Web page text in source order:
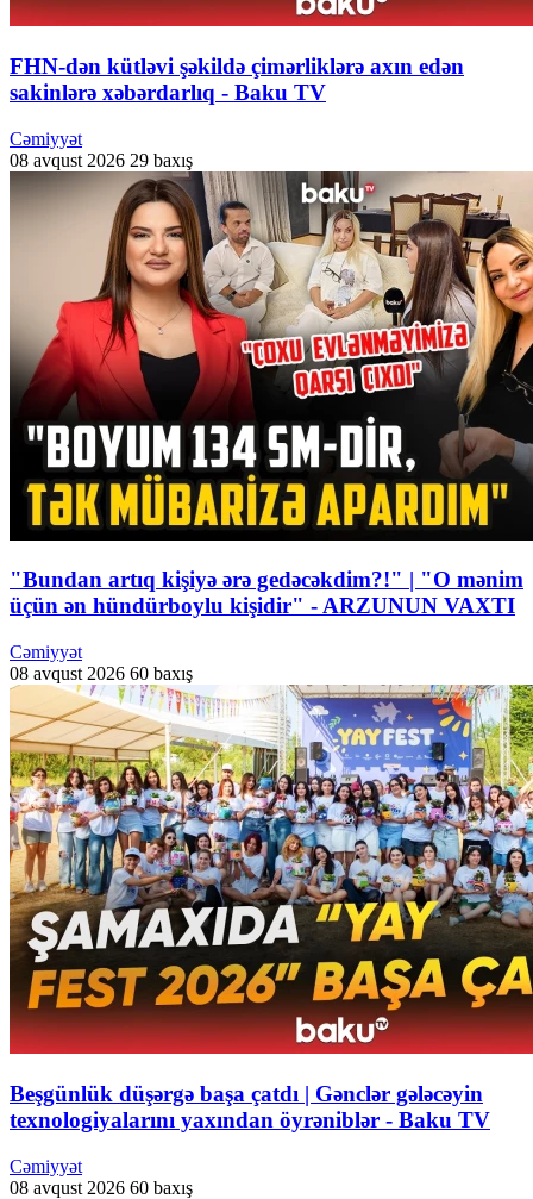
FHN-dən kütləvi şəkildə çimərliklərə axın edən
sakinlərə xəbərdarlıq - Baku TV
Cəmiyyət
08 avqust 2026 29 baxış
"Bundan artıq kişiyə ərə gedəcəkdim?!" | "O mənim
üçün ən hündürboylu kişidir" - ARZUNUN VAXTI
Cəmiyyət
08 avqust 2026 60 baxış
Beşgünlük düşərgə başa çatdı | Gənclər gələcəyin
texnologiyalarını yaxından öyrəniblər - Baku TV
Cəmiyyət
08 avqust 2026 60 baxış